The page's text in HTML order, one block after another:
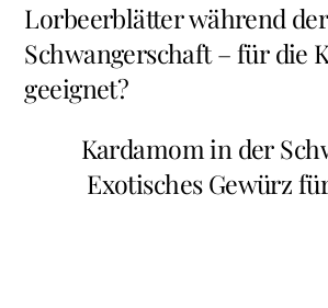
Lorbeerblätter während der
Schwangerschaft – für die
geeignet?
Kardamom in der
Exotisches Gewürz